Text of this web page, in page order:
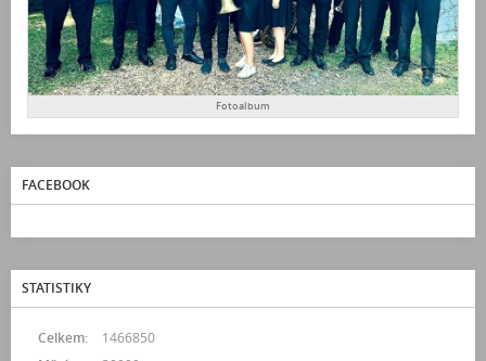
Fotoalbum
FACEBOOK
STATISTIKY
Celkem:
1466850